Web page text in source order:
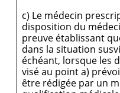
c) Le médecin
disposition du
preuve établissant
dans la situation
échéant, lorsque les
visé au point a)
être rédigée par un